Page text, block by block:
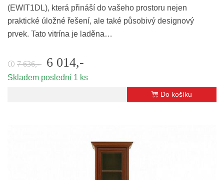
(EWIT1DL), která přináší do vašeho prostoru nejen
praktické úložné řešení, ale také působivý designový
prvek. Tato vitrína je laděna…
🛈 7 636,- 6 014,-
Skladem poslední 1 ks
Do košíku